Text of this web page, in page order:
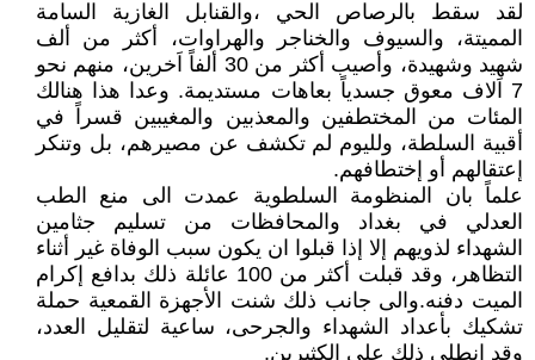
لقد سقط بالرصاص الحي ،والقنابل الغازية السامة
المميتة، والسيوف والخناجر والهراوات، أكثر من ألف
شهيد وشهيدة، وأصيب أكثر من 30 ألفاً اَخرين، منهم نحو
7 اَلاف معوق جسدياً بعاهات مستديمة. وعدا هذا هنالك
المئات من المختطفين والمعذبين والمغيبين قسراً في
أقبية السلطة، ولليوم لم تكشف عن مصيرهم، بل وتنكر
إعتقالهم أو إختطافهم.
علماً بان المنظومة السلطوية عمدت الى منع الطب
العدلي في بغداد والمحافظات من تسليم جثامين
الشهداء لذويهم إلا إذا قبلوا ان يكون سبب الوفاة غير أثناء
التظاهر، وقد قبلت أكثر من 100 عائلة ذلك بدافع إكرام
الميت دفنه.والى جانب ذلك شنت الأجهزة القمعية حملة
تشكيك بأعداد الشهداء والجرحى، ساعية لتقليل العدد،
وقد إنطلى ذلك على الكثيرين.